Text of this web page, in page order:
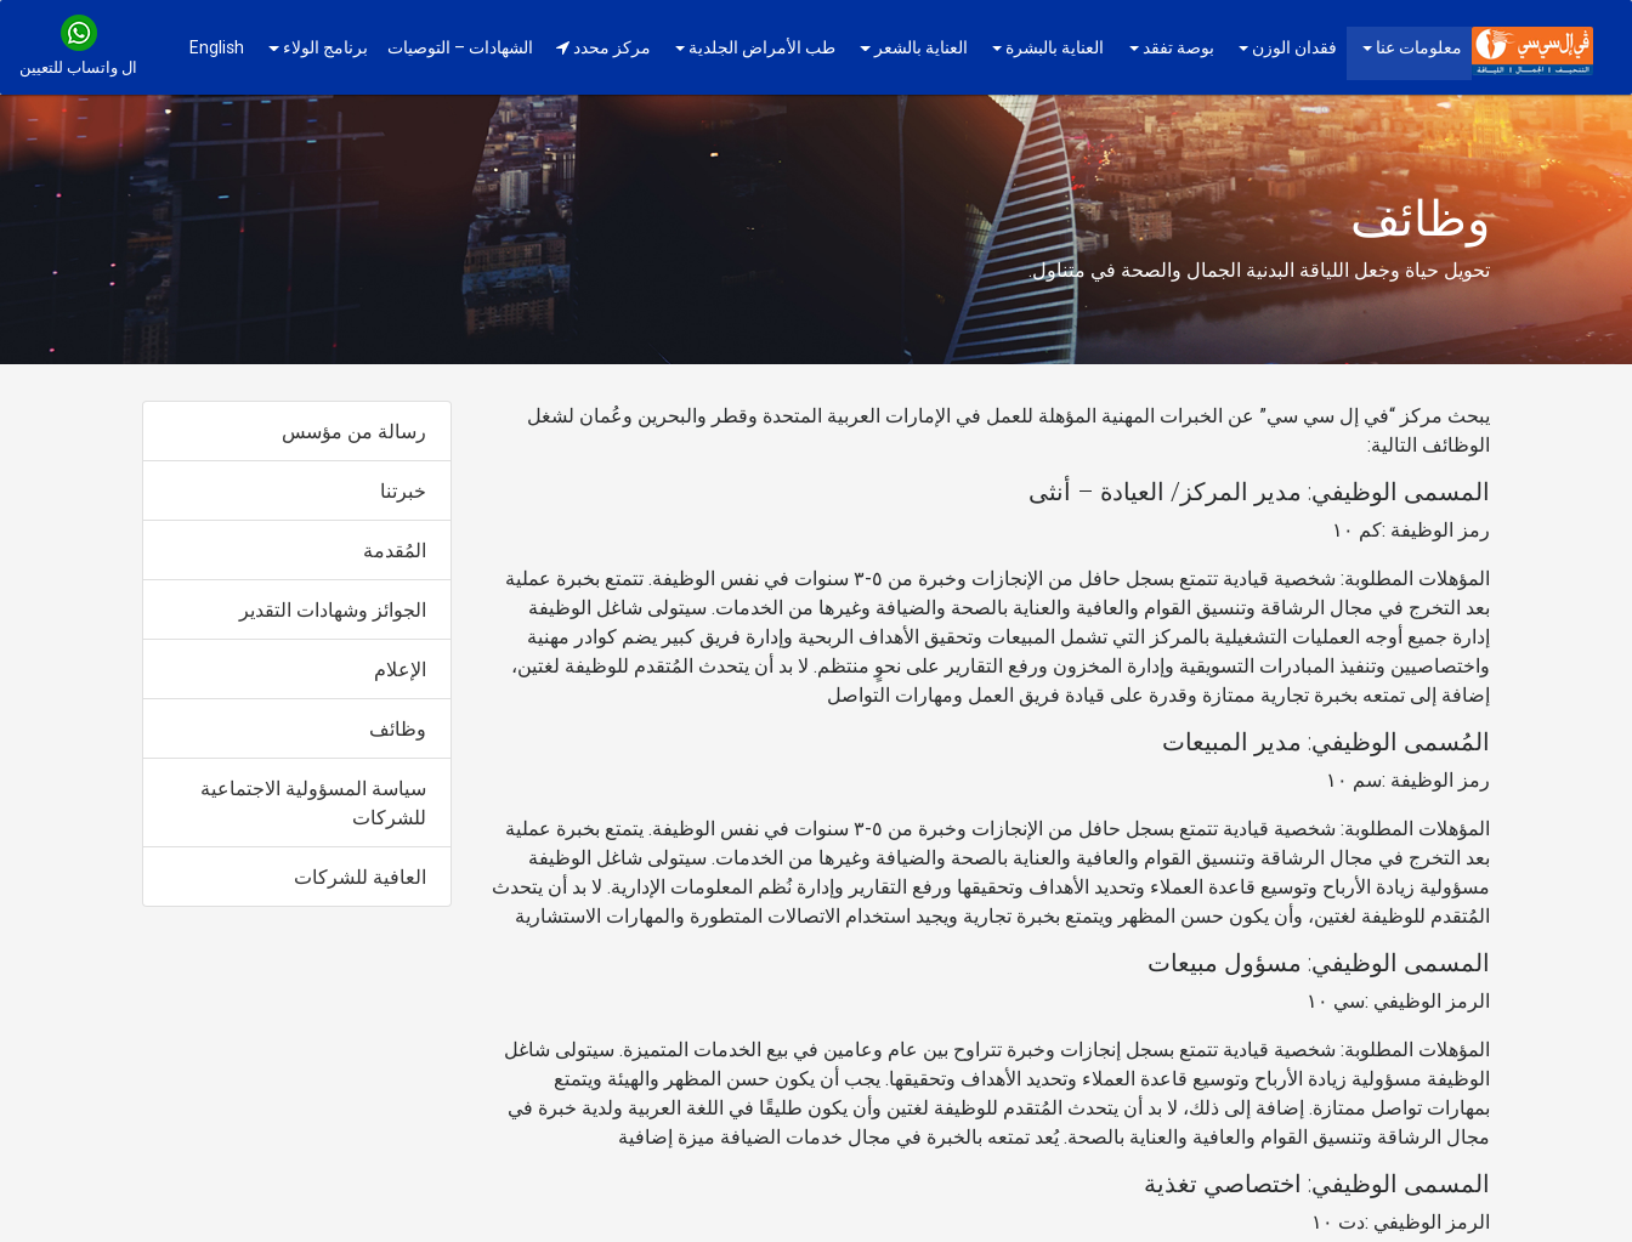
معلومات عنا فقدان الوزن بوصة تفقد العناية بالبشرة العناية بالشعر طب الأمراض الجلدية مركز محدد الشهادات – التوصيات برنامج الولاء English
ال واتساب للتعيين
وظائف
تحويل حياة وجعل اللياقة البدنية الجمال والصحة في متناول.
يبحث مركز “في إل سي سي” عن الخبرات المهنية المؤهلة للعمل في الإمارات العربية المتحدة وقطر والبحرين وعُمان لشغل
الوظائف التالية:
المسمى الوظيفي: مدير المركز/ العيادة – أنثى
رمز الوظيفة :كم ١٠
المؤهلات المطلوبة: شخصية قيادية تتمتع بسجل حافل من الإنجازات وخبرة من ٥-٣ سنوات في نفس الوظيفة. تتمتع بخبرة عملية
بعد التخرج في مجال الرشاقة وتنسيق القوام والعافية والعناية بالصحة والضيافة وغيرها من الخدمات. سيتولى شاغل الوظيفة
إدارة جميع أوجه العمليات التشغيلية بالمركز التي تشمل المبيعات وتحقيق الأهداف الربحية وإدارة فريق كبير يضم كوادر مهنية
واختصاصيين وتنفيذ المبادرات التسويقية وإدارة المخزون ورفع التقارير على نحوٍ منتظم. لا بد أن يتحدث المُتقدم للوظيفة لغتين،
إضافة إلى تمتعه بخبرة تجارية ممتازة وقدرة على قيادة فريق العمل ومهارات التواصل
المُسمى الوظيفي: مدير المبيعات
رمز الوظيفة :سم ١٠
المؤهلات المطلوبة: شخصية قيادية تتمتع بسجل حافل من الإنجازات وخبرة من ٥-٣ سنوات في نفس الوظيفة. يتمتع بخبرة عملية
بعد التخرج في مجال الرشاقة وتنسيق القوام والعافية والعناية بالصحة والضيافة وغيرها من الخدمات. سيتولى شاغل الوظيفة
مسؤولية زيادة الأرباح وتوسيع قاعدة العملاء وتحديد الأهداف وتحقيقها ورفع التقارير وإدارة نُظم المعلومات الإدارية. لا بد أن يتحدث
المُتقدم للوظيفة لغتين، وأن يكون حسن المظهر ويتمتع بخبرة تجارية ويجيد استخدام الاتصالات المتطورة والمهارات الاستشارية
المسمى الوظيفي: مسؤول مبيعات
الرمز الوظيفي :سي ١٠
المؤهلات المطلوبة: شخصية قيادية تتمتع بسجل إنجازات وخبرة تتراوح بين عام وعامين في بيع الخدمات المتميزة. سيتولى شاغل
الوظيفة مسؤولية زيادة الأرباح وتوسيع قاعدة العملاء وتحديد الأهداف وتحقيقها. يجب أن يكون حسن المظهر والهيئة ويتمتع
بمهارات تواصل ممتازة. إضافة إلى ذلك، لا بد أن يتحدث المُتقدم للوظيفة لغتين وأن يكون طليقًا في اللغة العربية ولدية خبرة في
مجال الرشاقة وتنسيق القوام والعافية والعناية بالصحة. يُعد تمتعه بالخبرة في مجال خدمات الضيافة ميزة إضافية
المسمى الوظيفي: اختصاصي تغذية
الرمز الوظيفي :دت ١٠
رسالة من مؤسس
خبرتنا
المُقدمة
الجوائز وشهادات التقدير
الإعلام
وظائف
سياسة المسؤولية الاجتماعية
للشركات
العافية للشركات